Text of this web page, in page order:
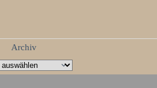
Archiv